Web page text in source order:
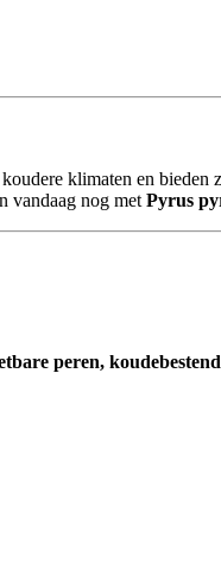
klimaten en bieden
vandaag nog met Pyrus
peren,